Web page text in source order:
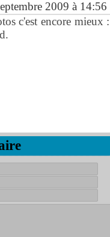
2009 à 14:56
c'est encore